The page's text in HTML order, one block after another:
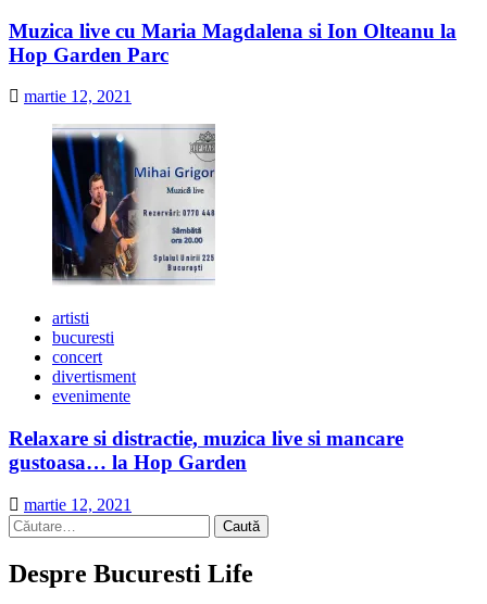
Muzica live cu Maria Magdalena si Ion Olteanu la
Hop Garden Parc
martie 12, 2021
artisti
bucuresti
concert
divertisment
evenimente
Relaxare si distractie, muzica live si mancare
gustoasa… la Hop Garden
martie 12, 2021
Caută
după:
Despre Bucuresti Life